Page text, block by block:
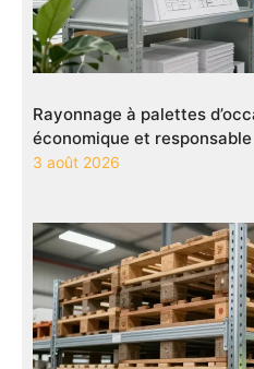
Rayonnage à palettes
économique et responsable
3 août 2026